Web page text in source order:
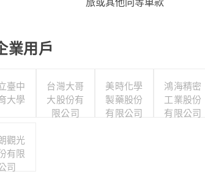
業用戶
臺中
大學
台灣大哥
大股份有
限公司
美時化學
製藥股份
有限公司
鴻海精密
工業股份
有限公司
觀光
有限
司